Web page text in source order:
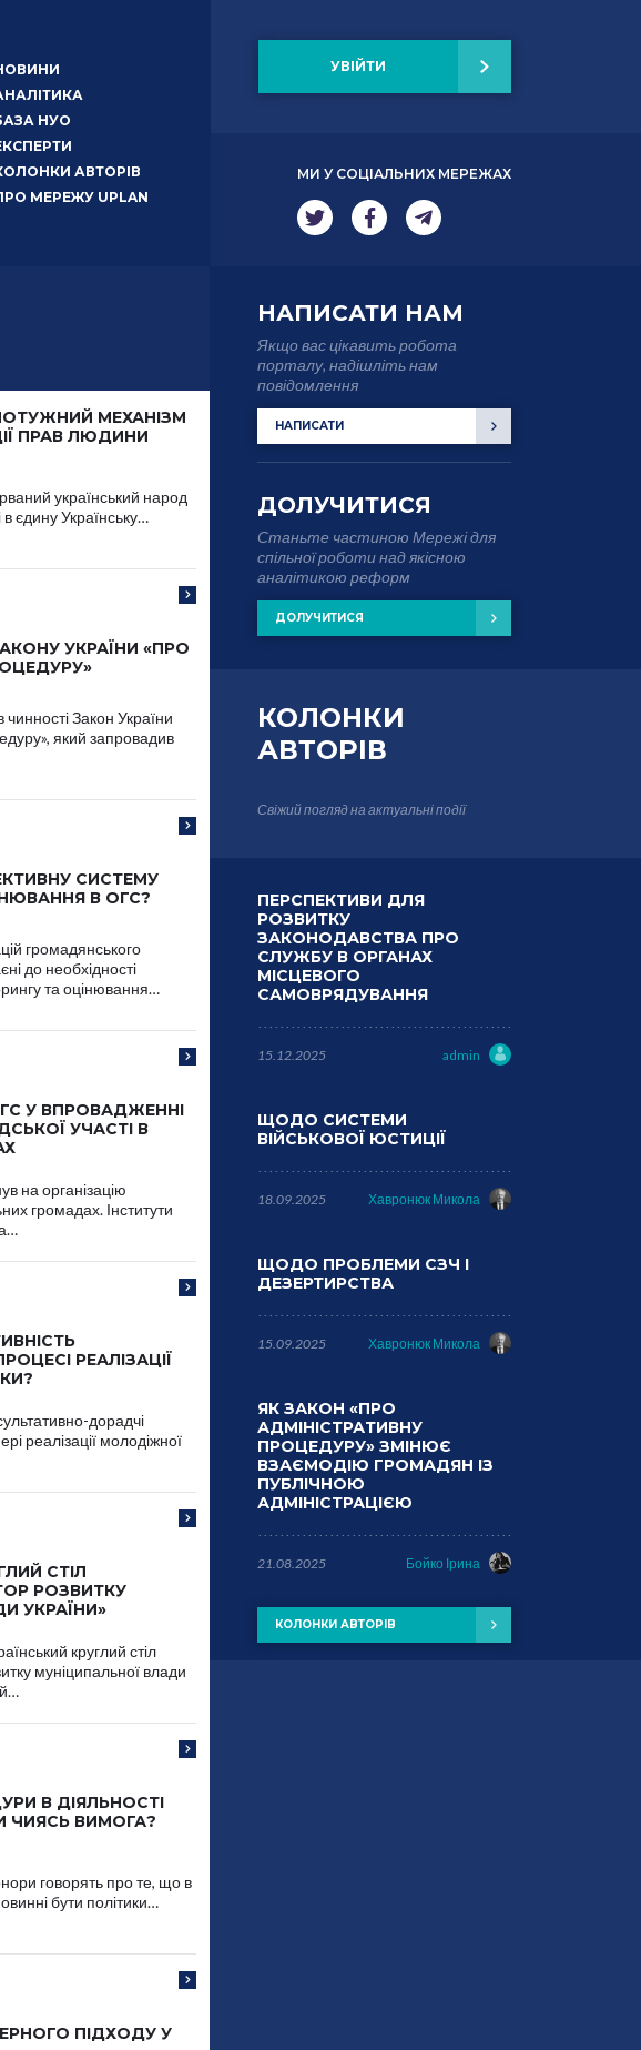
НУО
АВТОРІВ
МЕРЕЖУ UPLAN
УВІЙТИ
МИ У СОЦІАЛЬНИХ МЕРЕЖАХ
МЕХАНІЗМ
ПРАВ ЛЮДИНИ
український народ
в єдину Українську…
УКРАЇНИ «ПРО
Закон України
який запровадив
СИСТЕМУ
В ОГС?
громадянського
до необхідності
та оцінювання…
У ВПРОВАДЖЕННІ
УЧАСТІ В
на організацію
громадах. Інститути
РЕАЛІЗАЦІЇ
дорадчі
реалізації молодіжної
СТІЛ
РОЗВИТКУ
УКРАЇНИ»
круглий стіл
муніципальної влади
В ДІЯЛЬНОСТІ
ЧИЯСЬ ВИМОГА?
говорять про те, що в
бути політики…
ПІДХОДУ У
НАПИСАТИ НАМ
Якщо вас цікавить робота
порталу, надішліть нам
повідомлення
НАПИСАТИ
ДОЛУЧИТИСЯ
Станьте частиною Мережі для
спільної роботи над якісною
аналітикою реформ
ДОЛУЧИТИСЯ
КОЛОНКИ
АВТОРІВ
Свіжий погляд на актуальні події
ПЕРСПЕКТИВИ ДЛЯ
РОЗВИТКУ
ЗАКОНОДАВСТВА ПРО
СЛУЖБУ В ОРГАНАХ
МІСЦЕВОГО
САМОВРЯДУВАННЯ
15.12.2025 admin
ЩОДО СИСТЕМИ
ВІЙСЬКОВОЇ ЮСТИЦІЇ
18.09.2025 Хавронюк Микола
ЩОДО ПРОБЛЕМИ СЗЧ І
ДЕЗЕРТИРСТВА
15.09.2025 Хавронюк Микола
ЯК ЗАКОН «ПРО
АДМІНІСТРАТИВНУ
ПРОЦЕДУРУ» ЗМІНЮЄ
ВЗАЄМОДІЮ ГРОМАДЯН ІЗ
ПУБЛІЧНОЮ
АДМІНІСТРАЦІЄЮ
21.08.2025 Бойко Ірина
КОЛОНКИ АВТОРІВ